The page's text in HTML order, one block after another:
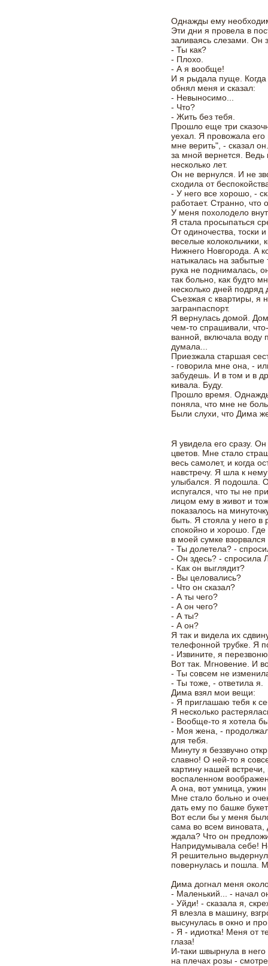
Однажды ему
Эти дни я провела в
заливаясь слезами. Он
- Ты как?
- Плохо.
- А я вообще!
И я рыдала пуще. Когда
обнял меня и сказал:
- Невыносимо...
- Что?
- Жить без тебя.
Прошло еще три
уехал. Я провожала
мне верить", - сказал
за мной вернется.
несколько лет.
Он не вернулся. И не
сходила от
- У него все хорошо, -
работает. Странно, что
У меня похолодело
Я стала просыпаться
От одиночества, тоски
веселые колокольчики,
Нижнего Новгорода. А
натыкалась на забытые
рука не поднималась,
так больно, как будто
несколько дней
Съезжая с квартиры, я
загранпаспорт.
Я вернулась домой.
чем-то спрашивали,
ванной, включала воду
думала...
Приезжала старшая
- говорила мне она, -
забудешь. И в том и в
кивала. Буду.
Прошло время.
поняла, что мне не
Были слухи, что Дима
Я увидела его сразу.
цветов. Мне стало
весь самолет, и когда
навстречу. Я шла к
улыбался. Я подошла.
испугался, что ты не
лицом ему в живот и
показалось на
быть. Я стояла у него в
спокойно и хорошо.
в моей сумке
- Ты долетела? -
- Он здесь? - спросила
- Как он выглядит?
- Вы целовались?
- Что он сказал?
- А ты чего?
- А он чего?
- А ты?
- А он?
Я так и видела их
телефонной трубке. Я
- Извините, я
Вот так. Мгновение. И
- Ты совсем не
- Ты тоже, - ответила я.
Дима взял мои вещи:
- Я приглашаю тебя к
Я несколько
- Вообще-то я хотела
- Моя жена, -
для тебя.
Минуту я беззвучно
славно! О ней-то я
картину нашей
воспаленном
А она, вот умница,
Мне стало больно и
дать ему по башке
Вот если бы у меня
сама во всем
ждала? Что он
Напридумывала себе!
Я решительно
повернулась и пошла.
Дима догнал меня
- Маленький... - начал
- Уйди! - сказала я,
Я влезла в машину,
высунулась в окно и
- Я - идиотка! Меня от
глаза!
И-таки швырнула в
на плечах розы -